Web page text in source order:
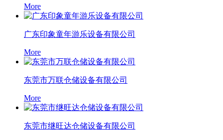
More
广东印象童年游乐设备有限公司
More
东莞市万联仓储设备有限公司
More
东莞市继旺达仓储设备有限公司